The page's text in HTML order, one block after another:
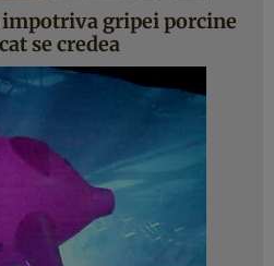
gripei porcine
se credea